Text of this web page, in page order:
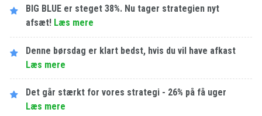
BIG BLUE er steget 38%. Nu tager strategien nyt
afsæt! Læs mere
Denne børsdag er klart bedst, hvis du vil have afkast
Læs mere
Det går stærkt for vores strategi - 26% på få uger
Læs mere